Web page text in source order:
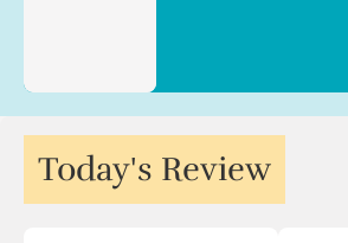
Today's Review